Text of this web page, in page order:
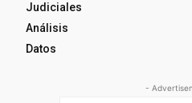
Judiciales
Análisis
Datos
-